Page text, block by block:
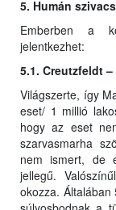
5. Humán
Emberben a
jelentkezhet:
5.1. Creutzfeldt
Világszerte, így
eset/ 1 millió
hogy az eset
szarvasmarha
nem ismert, de
jellegű.
okozza.